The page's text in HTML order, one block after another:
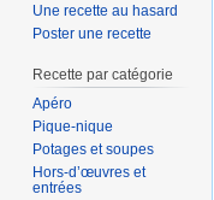
Une recette au hasard
Poster une recette
Recette par catégorie
Apéro
Pique-nique
Potages et soupes
Hors-d’œuvres et
entrées